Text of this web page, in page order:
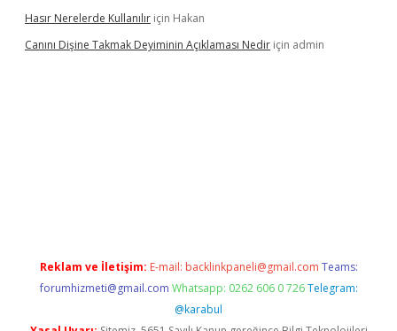
Hasır Nerelerde Kullanılır için Hakan
Canını Dişine Takmak Deyiminin Açıklaması Nedir için admin
Reklam ve İletişim: E-mail: backlinkpaneli@gmail.com Teams:
forumhizmeti@gmail.com Whatsapp: 0262 606 0 726 Telegram:
@karabul